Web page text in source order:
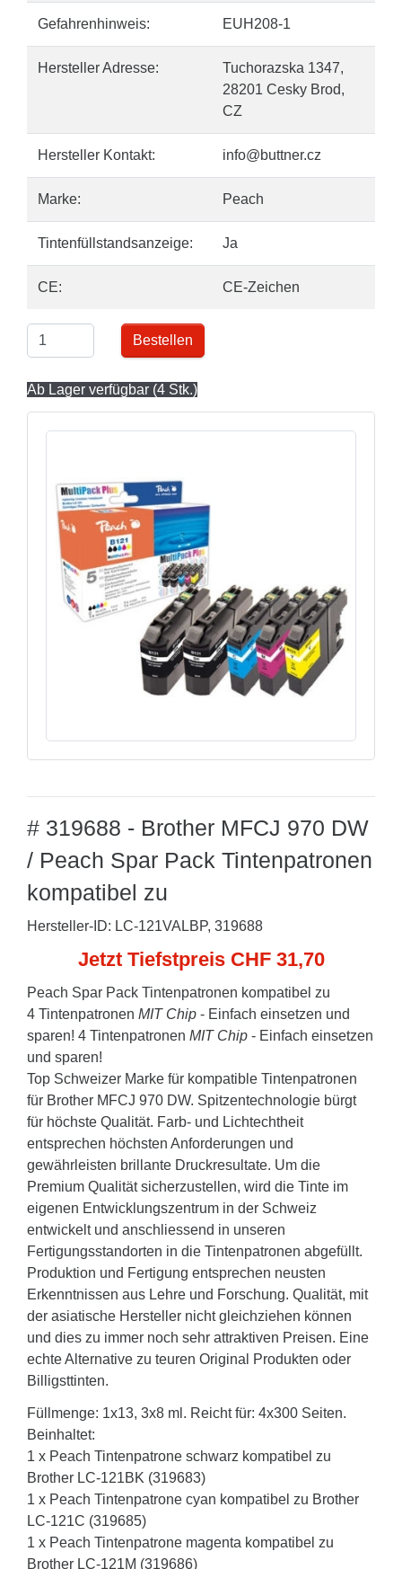
Gefahrenhinweis: EUH208-1
Hersteller Adresse:
Tuchorazska 1347,
28201 Cesky Brod,
CZ
Hersteller Kontakt: info@buttner.cz
Marke: Peach
Tintenfüllstandsanzeige: Ja
CE: CE-Zeichen
Bestellen
Ab Lager verfügbar (4 Stk.)
# 319688 - Brother MFCJ 970 DW
/ Peach Spar Pack Tintenpatronen
kompatibel zu
Hersteller-ID: LC-121VALBP, 319688
Jetzt Tiefstpreis CHF 31,70
Peach Spar Pack Tintenpatronen kompatibel zu
4 Tintenpatronen MIT Chip - Einfach einsetzen und
sparen! 4 Tintenpatronen MIT Chip - Einfach einsetzen
und sparen!
Top Schweizer Marke für kompatible Tintenpatronen
für Brother MFCJ 970 DW. Spitzentechnologie bürgt
für höchste Qualität. Farb- und Lichtechtheit
entsprechen höchsten Anforderungen und
gewährleisten brillante Druckresultate. Um die
Premium Qualität sicherzustellen, wird die Tinte im
eigenen Entwicklungszentrum in der Schweiz
entwickelt und anschliessend in unseren
Fertigungsstandorten in die Tintenpatronen abgefüllt.
Produktion und Fertigung entsprechen neusten
Erkenntnissen aus Lehre und Forschung. Qualität, mit
der asiatische Hersteller nicht gleichziehen können
und dies zu immer noch sehr attraktiven Preisen. Eine
echte Alternative zu teuren Original Produkten oder
Billigsttinten.
Füllmenge: 1x13, 3x8 ml. Reicht für: 4x300 Seiten.
Beinhaltet:
1 x Peach Tintenpatrone schwarz kompatibel zu
Brother LC-121BK (319683)
1 x Peach Tintenpatrone cyan kompatibel zu Brother
LC-121C (319685)
1 x Peach Tintenpatrone magenta kompatibel zu
Brother LC-121M (319686)